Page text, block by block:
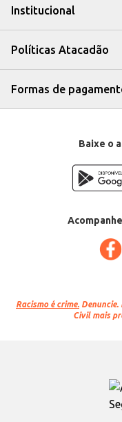
Institucional
Políticas Atacadão
Formas de
Baixe o
Racismo é crime. Denuncie.
Civil mais